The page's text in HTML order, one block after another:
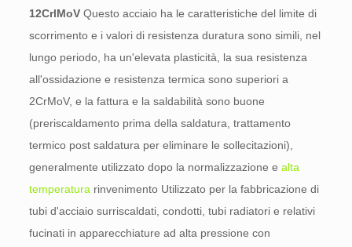
12CrlMoVQuesto acciaio ha le caratteristiche del limite di
scorrimento e i valori di resistenza duratura sono simili, nel
lungo periodo, ha un'elevata plasticità, la sua resistenza
all'ossidazione e resistenza termica sono superiori a
2CrMoV, e la fattura e la saldabilità sono buone
(preriscaldamento prima della saldatura, trattamento
termico post saldatura per eliminare le sollecitazioni),
generalmente utilizzato dopo la normalizzazione e alta
temperatura rinvenimento Utilizzato per la fabbricazione di
tubi d'acciaio surriscaldati, condotti, tubi radiatori e relativi
fucinati in apparecchiature ad alta pressione con